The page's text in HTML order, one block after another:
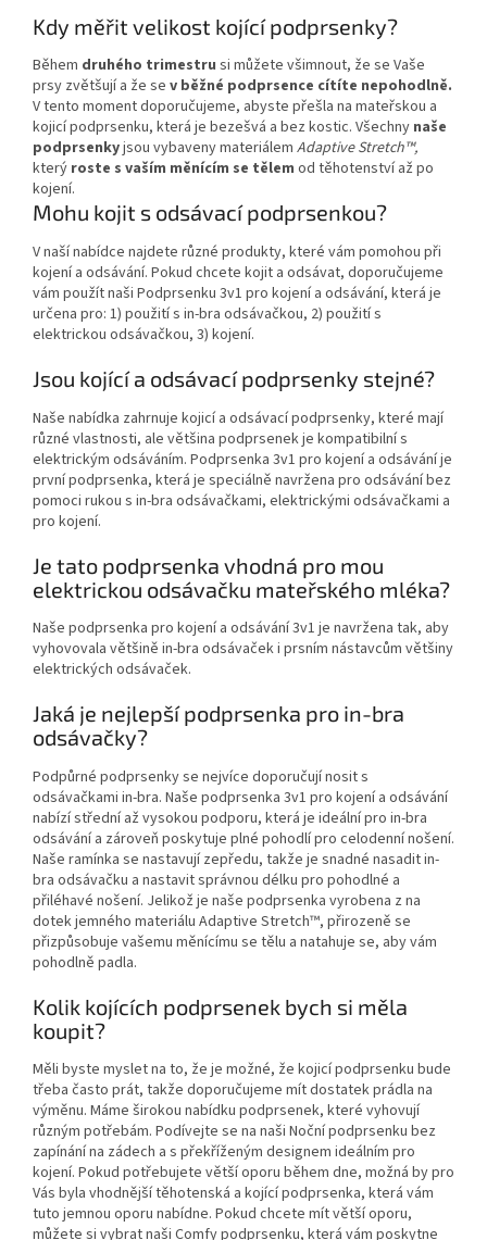
Kdy měřit velikost kojící podprsenky?
Během druhého trimestru si můžete všimnout, že se Vaše
prsy zvětšují a že se v běžné podprsence cítíte nepohodlně.
V tento moment doporučujeme, abyste přešla na mateřskou a
kojicí podprsenku, která je bezešvá a bez kostic. Všechny naše
podprsenkyjsou vybaveny materiálem Adaptive Stretch™,
který roste s vaším měnícím se tělem od těhotenství až po
kojení.
Mohu kojit s odsávací podprsenkou?
V naší nabídce najdete různé produkty, které vám pomohou při
kojení a odsávání. Pokud chcete kojit a odsávat, doporučujeme
vám použít naši Podprsenku 3v1 pro kojení a odsávání, která je
určena pro: 1) použití s in-bra odsávačkou, 2) použití s
elektrickou odsávačkou, 3) kojení.
Jsou kojící a odsávací podprsenky stejné?
Naše nabídka zahrnuje kojicí a odsávací podprsenky, které mají
různé vlastnosti, ale většina podprsenek je kompatibilní s
elektrickým odsáváním. Podprsenka 3v1 pro kojení a odsávání je
první podprsenka, která je speciálně navržena pro odsávání bez
pomoci rukou s in-bra odsávačkami, elektrickými odsávačkami a
pro kojení.
Je tato podprsenka vhodná pro mou
elektrickou odsávačku mateřského mléka?
Naše podprsenka pro kojení a odsávání 3v1 je navržena tak, aby
vyhovovala většině in-bra odsávaček i prsním nástavcům většiny
elektrických odsávaček.
Jaká je nejlepší podprsenka pro in-bra
odsávačky?
Podpůrné podprsenky se nejvíce doporučují nosit s
odsávačkami in-bra. Naše podprsenka 3v1 pro kojení a odsávání
nabízí střední až vysokou podporu, která je ideální pro in-bra
odsávání a zároveň poskytuje plné pohodlí pro celodenní nošení.
Naše ramínka se nastavují zepředu, takže je snadné nasadit in-
bra odsávačku a nastavit správnou délku pro pohodlné a
přiléhavé nošení. Jelikož je naše podprsenka vyrobena z na
dotek jemného materiálu Adaptive Stretch™, přirozeně se
přizpůsobuje vašemu měnícímu se tělu a natahuje se, aby vám
pohodlně padla.
Kolik kojících podprsenek bych si měla
koupit?
Měli byste myslet na to, že je možné, že kojicí podprsenku bude
třeba často prát, takže doporučujeme mít dostatek prádla na
výměnu. Máme širokou nabídku podprsenek, které vyhovují
různým potřebám. Podívejte se na naši Noční podprsenku bez
zapínání na zádech a s překříženým designem ideálním pro
kojení. Pokud potřebujete větší oporu během dne, možná by pro
Vás byla vhodnější těhotenská a kojící podprsenka, která vám
tuto jemnou oporu nabídne. Pokud chcete mít větší oporu,
můžete si vybrat naši Comfy podprsenku, která vám poskytne